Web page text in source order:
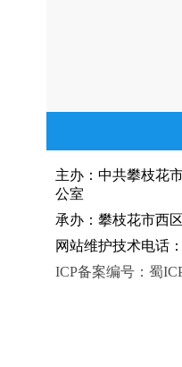
主办：中共攀枝
公室
承办：攀枝花市西
网站维护技术电话
ICP备案编号：蜀